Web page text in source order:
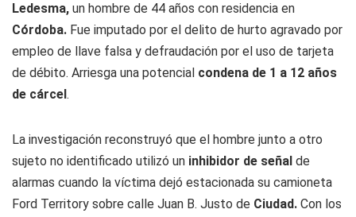
Ledesma, un hombre de 44 años con residencia en
Córdoba. Fue imputado por el delito de hurto agravado por
empleo de llave falsa y defraudación por el uso de tarjeta
de débito. Arriesga una potencial condena de 1 a 12 años
de cárcel.
La investigación reconstruyó que el hombre junto a otro
sujeto no identificado utilizó un inhibidor de señal de
alarmas cuando la víctima dejó estacionada su camioneta
Ford Territory sobre calle Juan B. Justo de Ciudad. Con los